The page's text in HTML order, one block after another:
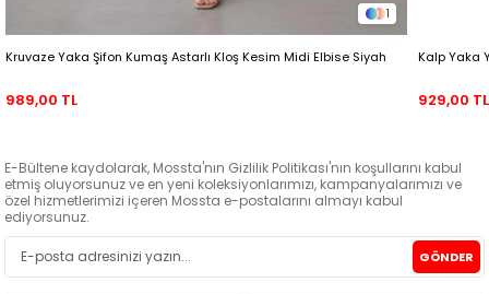
1
Kruvaze Yaka Şifon Kumaş Astarlı Kloş Kesim Midi Elbise Siyah
989,00 TL
Kalp Yaka
929,00 TL
E-Bültene kaydolarak, Mossta'nın Gizlilik Politikası'nın koşullarını kabul
etmiş oluyorsunuz ve en yeni koleksiyonlarımızı, kampanyalarımızı ve
özel hizmetlerimizi içeren Mossta e-postalarını almayı kabul
ediyorsunuz.
GÖNDER